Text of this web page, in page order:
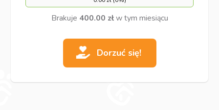
Brakuje 400.00 złw tym miesiącu
Dorzuć się!